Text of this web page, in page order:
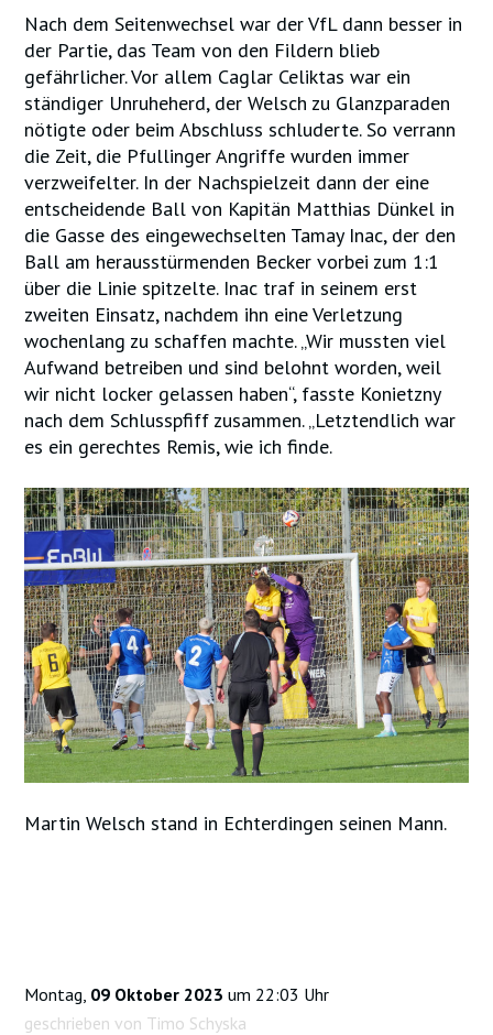
Nach dem Seitenwechsel war der VfL dann besser in
der Partie, das Team von den Fildern blieb
gefährlicher. Vor allem Caglar Celiktas war ein
ständiger Unruheherd, der Welsch zu Glanzparaden
nötigte oder beim Abschluss schluderte. So verrann
die Zeit, die Pfullinger Angriffe wurden immer
verzweifelter. In der Nachspielzeit dann der eine
entscheidende Ball von Kapitän Matthias Dünkel in
die Gasse des eingewechselten Tamay Inac, der den
Ball am herausstürmenden Becker vorbei zum 1:1
über die Linie spitzelte. Inac traf in seinem erst
zweiten Einsatz, nachdem ihn eine Verletzung
wochenlang zu schaffen machte. „Wir mussten viel
Aufwand betreiben und sind belohnt worden, weil
wir nicht locker gelassen haben“, fasste Konietzny
nach dem Schlusspfiff zusammen. „Letztendlich war
es ein gerechtes Remis, wie ich finde.
Martin Welsch stand in Echterdingen seinen Mann.
Montag, 09 Oktober 2023 um 22:03 Uhr
geschrieben von Timo Schyska